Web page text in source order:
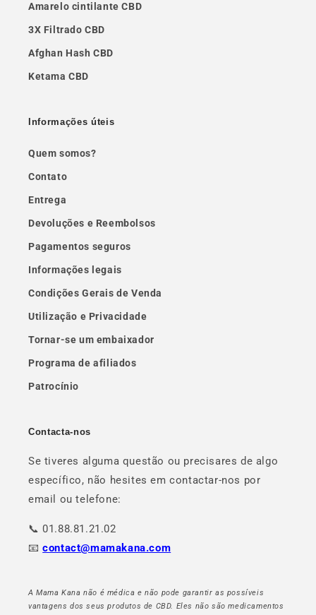
Amarelo cintilante CBD
3X Filtrado CBD
Afghan Hash CBD
Ketama CBD
Informações úteis
Quem somos?
Contato
Entrega
Devoluções e Reembolsos
Pagamentos seguros
Informações legais
Condições Gerais de Venda
Utilização e Privacidade
Tornar-se um embaixador
Programa de afiliados
Patrocínio
Contacta-nos
Se tiveres alguma questão ou precisares de algo
específico, não hesites em contactar-nos por
email ou telefone:
📞 01.88.81.21.02
📧contact@mamakana.com
A Mama Kana não é médica e não pode garantir as possíveis
vantagens dos seus produtos de CBD. Eles não são medicamentos